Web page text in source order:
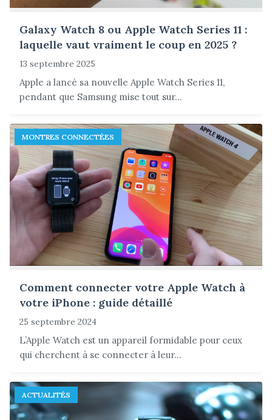
Galaxy Watch 8 ou Apple Watch Series 11 :
laquelle vaut vraiment le coup en 2025 ?
13 septembre 2025
Apple a lancé sa nouvelle Apple Watch Series 11,
pendant que Samsung mise tout sur...
MONTRES CONNECTÉES
Comment connecter votre Apple Watch à
votre iPhone : guide détaillé
25 septembre 2024
L’Apple Watch est un appareil formidable pour ceux
qui cherchent à se connecter à leur...
ACTUALITÉS